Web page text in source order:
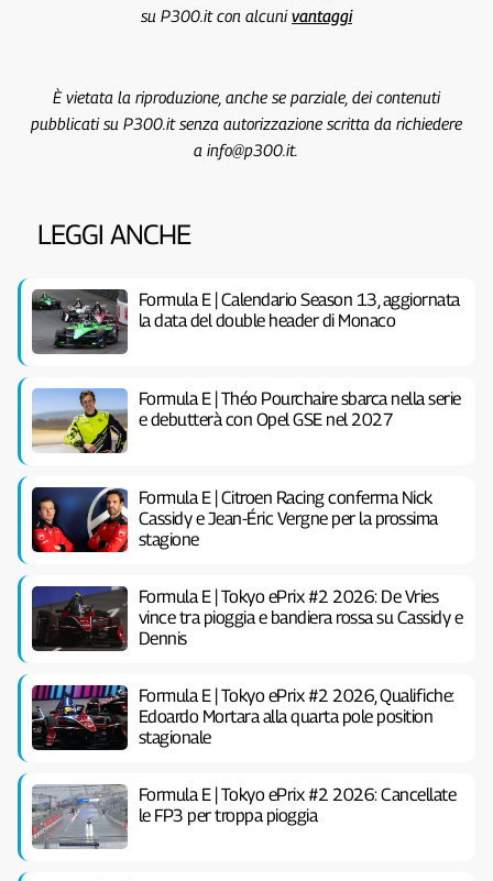
su P300.it con alcunivantaggi
È vietata la riproduzione, anche se parziale, dei contenuti
pubblicati su P300.it senza autorizzazione scritta da richiedere
a info@p300.it.
LEGGI ANCHE
Formula E | Calendario Season 13, aggiornata
la data del double header di Monaco
Formula E | Théo Pourchaire sbarca nella serie
e debutterà con Opel GSE nel 2027
Formula E | Citroen Racing conferma Nick
Cassidy e Jean-Éric Vergne per la prossima
stagione
Formula E | Tokyo ePrix #2 2026: De Vries
vince tra pioggia e bandiera rossa su Cassidy e
Dennis
Formula E | Tokyo ePrix #2 2026, Qualifiche:
Edoardo Mortara alla quarta pole position
stagionale
Formula E | Tokyo ePrix #2 2026: Cancellate
le FP3 per troppa pioggia